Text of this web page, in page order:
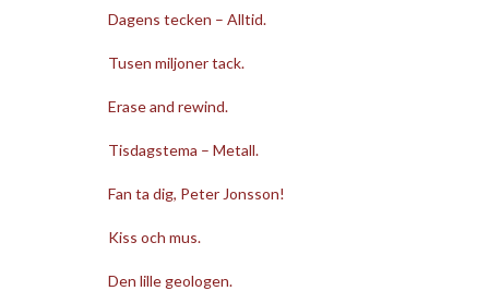
Dagens tecken – Alltid.
Tusen miljoner tack.
Erase and rewind.
Tisdagstema – Metall.
Fan ta dig, Peter Jonsson!
Kiss och mus.
Den lille geologen.